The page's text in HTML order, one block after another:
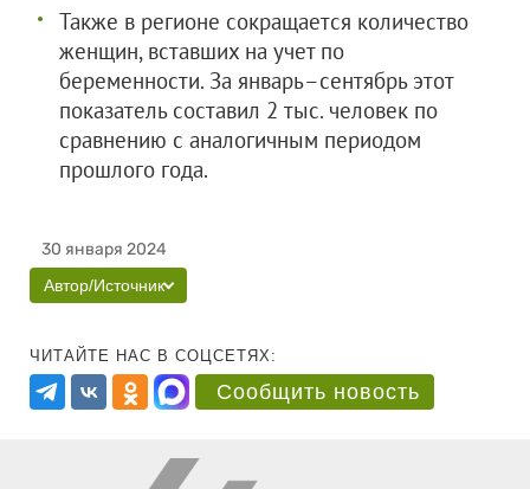
Также в регионе сокращается количество
женщин, вставших на учет по
беременности. За январь–сентябрь этот
показатель составил 2 тыс. человек по
сравнению с аналогичным периодом
прошлого года.
30 января 2024
Автор/Источник
ЧИТАЙТЕ НАС В СОЦСЕТЯХ:
Сообщить новость